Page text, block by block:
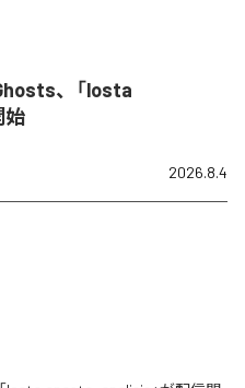
、「losta
始
2026.8.4